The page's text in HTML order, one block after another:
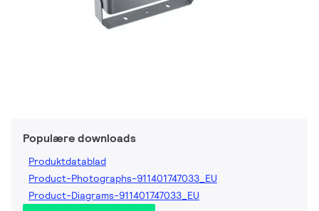
Populære downloads
Produktdatablad
Product-Photographs-911401747033_EU
Product-Diagrams-911401747033_EU